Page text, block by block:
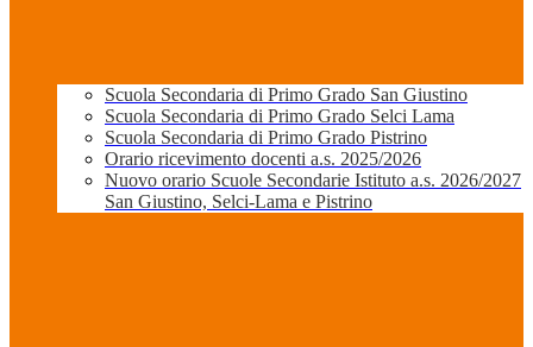
Scuola Secondaria di Primo Grado San Giustino
Scuola Secondaria di Primo Grado Selci Lama
Scuola Secondaria di Primo Grado Pistrino
Orario ricevimento docenti a.s. 2025/2026
Nuovo orario Scuole Secondarie Istituto a.s. 2026/2027
San Giustino, Selci-Lama e Pistrino